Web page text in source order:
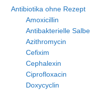
Antibiotika ohne Rezept
Amoxicillin
Antibakterielle Salbe
Azithromycin
Cefixim
Cephalexin
Ciprofloxacin
Doxycyclin